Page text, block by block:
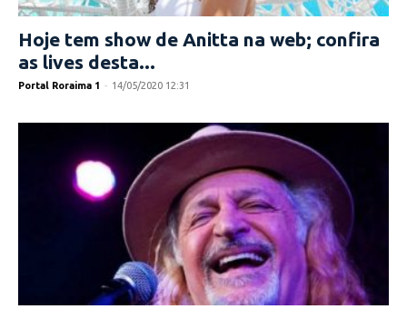
Hoje tem show de Anitta na web; confira
as lives desta...
Portal Roraima 1 - 14/05/2020 12:31